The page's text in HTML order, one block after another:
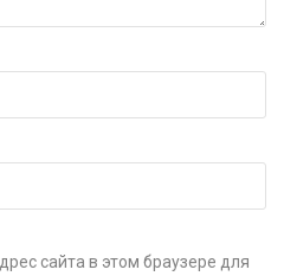
сайта в этом браузере для